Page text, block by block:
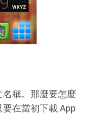
名稱。那麼要怎麼
在當初下載 App